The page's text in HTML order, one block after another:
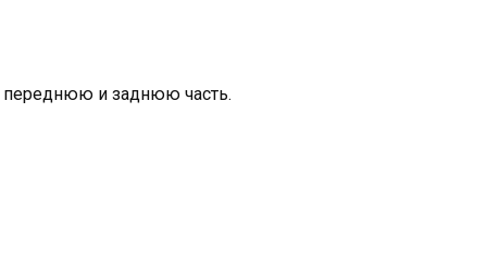
переднюю и заднюю часть.